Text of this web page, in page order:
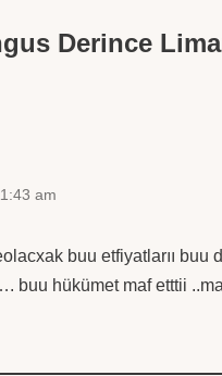
Derince
am
buu etfiyatlarıı buu
buu hükümet maf etttii